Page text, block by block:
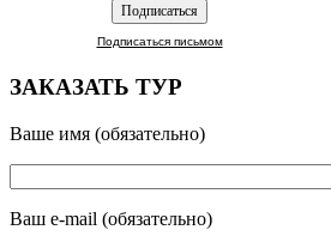
Подписаться письмом
ЗАКАЗАТЬ ТУР
Ваше имя (обязательно)
Ваш e-mail (обязательно)